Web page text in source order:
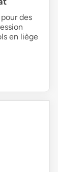
des
en liège